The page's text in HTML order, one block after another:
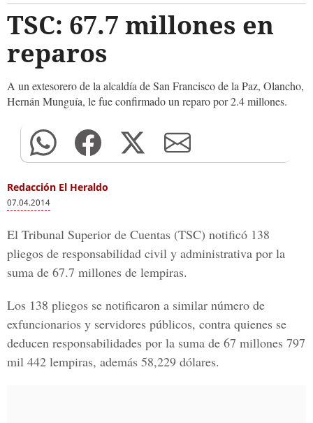
TSC: 67.7 millones en
reparos
A un extesorero de la alcaldía de San Francisco de la Paz, Olancho,
Hernán Munguía, le fue confirmado un reparo por 2.4 millones.
Redacción El Heraldo
07.04.2014
El Tribunal Superior de Cuentas (TSC) notificó 138
pliegos de responsabilidad civil y administrativa por la
suma de 67.7 millones de lempiras.
Los 138 pliegos se notificaron a similar número de
exfuncionarios y servidores públicos, contra quienes se
deducen responsabilidades por la suma de 67 millones 797
mil 442 lempiras, además 58,229 dólares.